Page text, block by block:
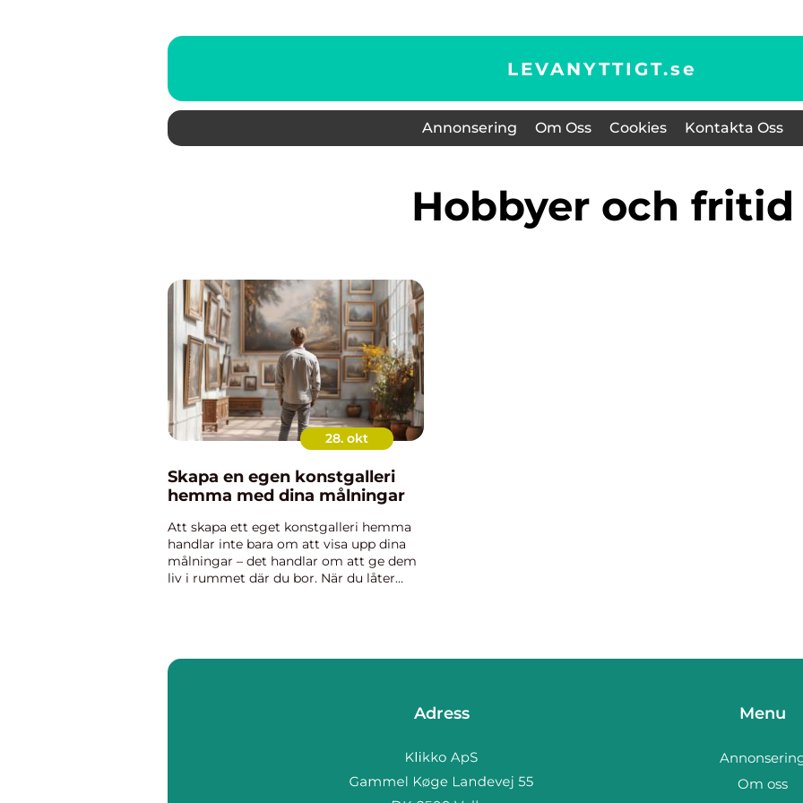
LEVANYTTIGT.se
Annonsering Om Oss Cookies Kontakta Oss
Hobbyer och fritid
28. okt
Skapa en egen konstgalleri
hemma med dina målningar
Att skapa ett eget konstgalleri hemma
handlar inte bara om att visa upp dina
målningar – det handlar om att ge dem
liv i rummet där du bor. När du låter
Adress Menu
Om oss